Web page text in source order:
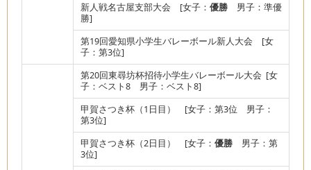
新人戦名古屋支部大会 [女子： 優勝 男子：準優
勝]
第19回愛知県小学生バレーボール新人大会 [女
子：第3位]
第20回東尋坊杯招待小学生バレーボール大会 [女
子：ベスト8 男子：ベスト8]
甲賀さつき杯（1日目） [女子：第3位 男子：
第3位]
甲賀さつき杯（2日目） [女子： 優勝 男子：第
3位]